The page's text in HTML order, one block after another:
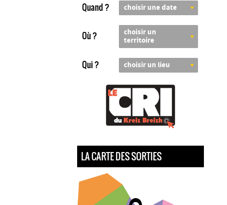
Quand ? choisir une date
Où ?
choisir un
territoire
Qui ? choisir un lieu
LA CARTE DES SORTIES